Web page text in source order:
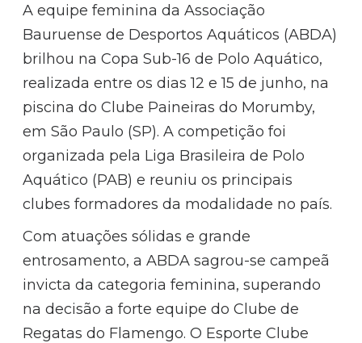
A equipe feminina da Associação
Bauruense de Desportos Aquáticos (ABDA)
brilhou na Copa Sub-16 de Polo Aquático,
realizada entre os dias 12 e 15 de junho, na
piscina do Clube Paineiras do Morumby,
em São Paulo (SP). A competição foi
organizada pela Liga Brasileira de Polo
Aquático (PAB) e reuniu os principais
clubes formadores da modalidade no país.
Com atuações sólidas e grande
entrosamento, a ABDA sagrou-se campeã
invicta da categoria feminina, superando
na decisão a forte equipe do Clube de
Regatas do Flamengo. O Esporte Clube